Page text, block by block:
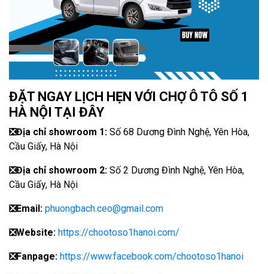
ĐẶT NGAY LỊCH HẸN VỚI CHỢ Ô TÔ SỐ 1
HÀ NỘI TẠI ĐÂY
❎Địa chỉ showroom 1: Số 68 Dương Đình Nghệ, Yên Hòa,
Cầu Giấy, Hà Nội
❎Địa chỉ showroom 2: Số 2 Dương Đình Nghệ, Yên Hòa,
Cầu Giấy, Hà Nội
❎Email: phuongbach.ceo@gmail.com
❎Website: https://chootoso1hanoi.com/
❎Fanpage: https://www.facebook.com/chootoso1hanoi